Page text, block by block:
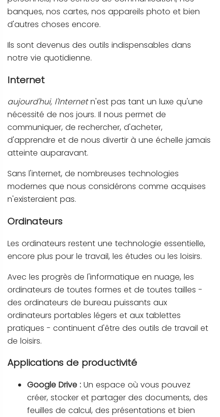
banques, nos cartes, nos appareils photo et bien
d'autres choses encore.
Ils sont devenus des outils indispensables dans
notre vie quotidienne.
Internet
aujourd'hui, l'Internetn'est pas tant un luxe qu'une
nécessité de nos jours. Il nous permet de
communiquer, de rechercher, d'acheter,
d'apprendre et de nous divertir à une échelle jamais
atteinte auparavant.
Sans l'internet, de nombreuses technologies
modernes que nous considérons comme acquises
n'existeraient pas.
Ordinateurs
Les ordinateurs restent une technologie essentielle,
encore plus pour le travail, les études ou les loisirs.
Avec les progrès de l'informatique en nuage, les
ordinateurs de toutes formes et de toutes tailles -
des ordinateurs de bureau puissants aux
ordinateurs portables légers et aux tablettes
pratiques - continuent d'être des outils de travail et
de loisirs.
Applications de productivité
Google Drive : Un espace où vous pouvez
créer, stocker et partager des documents, des
feuilles de calcul, des présentations et bien